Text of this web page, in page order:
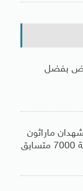
بفضل
ماراثون